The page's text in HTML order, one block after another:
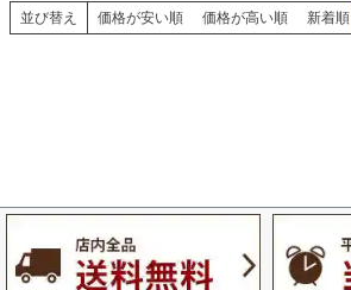
並び替え 価格が安い順 価格が高い順 新着順